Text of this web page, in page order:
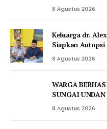
8 Agustus 2026
Keluarga dr.
Siapkan Autopsi
8 Agustus 2026
WARGA
SUNGAI UNDAN
8 Agustus 2026